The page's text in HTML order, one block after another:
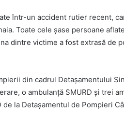
într-un accident rutier recent,
Toate cele șase persoane
dintre victime a fost extrasă de
din cadrul Detașamentului
o ambulanță SMURD și trei
la Detașamentul de Pompieri